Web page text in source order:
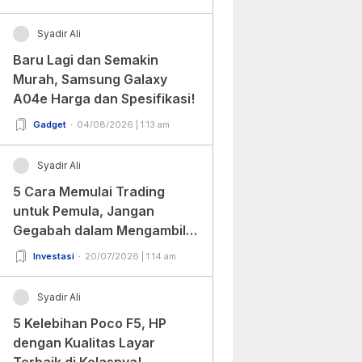
Syadir Ali
Baru Lagi dan Semakin
Murah, Samsung Galaxy
A04e Harga dan Spesifikasi!
Gadget 04/08/2026 | 1:13 am
Syadir Ali
5 Cara Memulai Trading
untuk Pemula, Jangan
Gegabah dalam Mengambil
Keputusan!
Investasi 20/07/2026 | 1:14 am
Syadir Ali
5 Kelebihan Poco F5, HP
dengan Kualitas Layar